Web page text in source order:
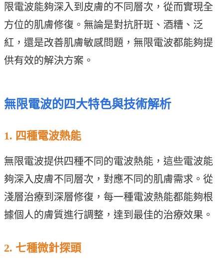
限電波能夠深入到皮膚的不同層次，從而實現全
方位的肌膚修復。無論是對抗肝斑、酒糟、泛
紅，還是改善肌膚敏感問題，無限電波都能夠提
供有效的解決方案。
無限電波的四大特色與技術解析
1. 四種電波熱能
無限電波提供四種不同的電波熱能，這些電波能
夠深入皮膚不同層次，對應不同的肌膚需求。從
淺層治療到深層修復，每一種電波熱能都能夠根
據個人的膚質進行調整，達到最佳的治療效果。
2. 七種微針探頭